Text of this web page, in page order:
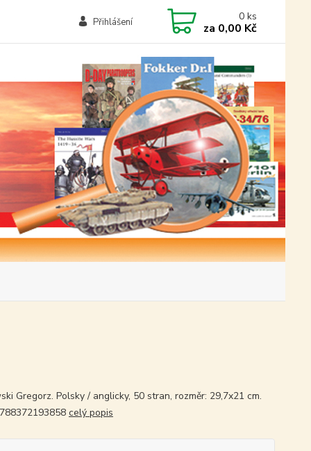
Přihlášení 0 ks
za 0,00 Kč
Gregorz. Polsky / anglicky, 50 stran, rozměr: 29,7x21 cm.
celý popis